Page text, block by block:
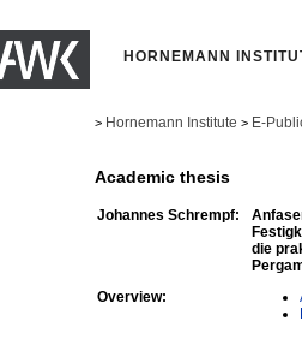
HORNEMANN
> Hornemann Institute > E-
Academic thesis
Johannes Schrempf:
die
Overview: